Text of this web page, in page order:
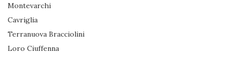
Montevarchi
Cavriglia
Terranuova Bracciolini
Loro Ciuffenna